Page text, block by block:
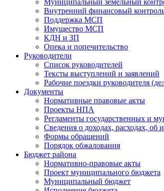
Муниципальный земельный
Внутренний финансовый
Поддержка МСП
Имущество МСП
КДН и ЗП
Опека и попечительство
Руководители
Список руководителей
Тексты выступлений и заявлений
Рабочие поездки руководителя
Документы
Нормативные правовые акты
Проекты НПА
Регламенты государственных и
Сведения о доходах, расходах, об
Формы обращений
Порядок обжалования
Бюджет района
Нормативно-правовые акты
Проект муниципального бюджета
Муниципальный бюджет